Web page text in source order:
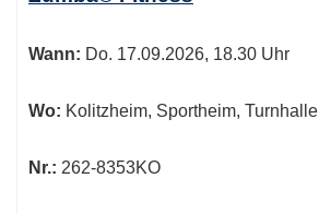
Wann: Do. 17.09.2026, 18.30 Uhr
Wo: Kolitzheim, Sportheim, Turnhalle
Nr.: 262-8353KO